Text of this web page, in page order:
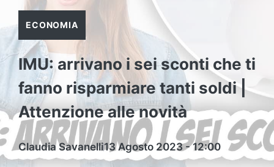
ECONOMIA
IMU: arrivano i sei sconti che ti
fanno risparmiare tanti soldi |
Attenzione alle novità
Claudia Savanelli13 Agosto 2023 - 12:00